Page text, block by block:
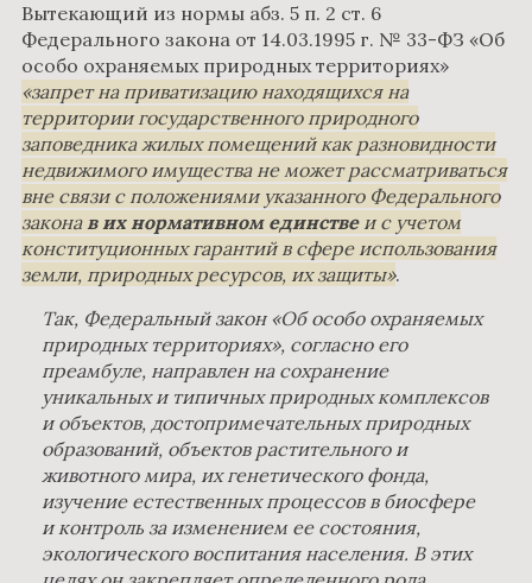
Вытекающий из нормы абз. 5 п. 2 ст. 6
Федерального закона от 14.03.1995 г. № 33-ФЗ «Об
особо охраняемых природных территориях»
запрет на приватизацию находящихся на
территории государственного природного
заповедника жилых помещений как разновидности
недвижимого имущества не может рассматриваться
вне связи с положениями указанного Федерального
законав их нормативном единствеи с учетом
конституционных гарантий в сфере использования
земли, природных ресурсов, их защиты .
Так, Федеральный закон «Об особо охраняемых
природных территориях», согласно его
преамбуле, направлен на сохранение
уникальных и типичных природных комплексов
и объектов, достопримечательных природных
образований, объектов растительного и
животного мира, их генетического фонда,
изучение естественных процессов в биосфере
и контроль за изменением ее состояния,
экологического воспитания населения. В этих